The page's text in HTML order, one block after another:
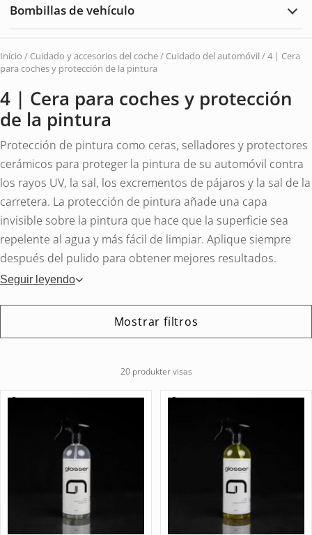
Bombillas de vehículo
de
Inicio / Cuidado y accesorios del coche/ Cuidado del automóvil / 4 | Cera
para coches y protección de la pintura
4 | Cera para coches y protección
de la pintura
Protección de pintura como ceras, selladores y protectores
cerámicos para proteger la pintura de su automóvil contra
los rayos UV, la sal, los excrementos de pájaros y la sal de la
carretera. La protección de pintura añade una capa
invisible sobre la pintura que hace que la superficie sea
repelente al agua y más fácil de limpiar. Aplique siempre
después del pulido para obtener mejores resultados.
Seguir leyendo
Mostrar filtros
20 produkter visas